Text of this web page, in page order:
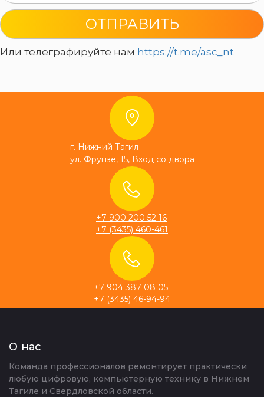
ОТПРАВИТЬ
Или телеграфируйте нам https://t.me/asc_nt
г. Нижний Тагил
ул. Фрунзе, 15, Вход со двора
+7 900 200 52 16
+7 (3435) 460-461
+7 904 387 08 05
+7 (3435) 46-94-94
О нас
Команда профессионалов ремонтирует практически
любую цифровую, компьютерную технику в Нижнем
Тагиле и Свердловской области.